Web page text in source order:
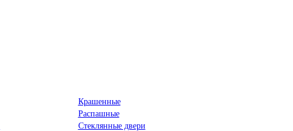
Крашенные
Распашные
Стеклянные двери